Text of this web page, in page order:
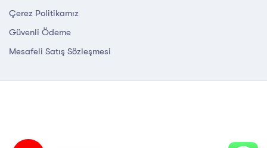
Çerez Politikamız
Güvenli Ödeme
Mesafeli Satış Sözleşmesi